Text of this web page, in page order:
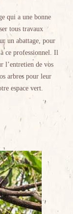
qui a une bonne
tous travaux
un abattage, pour
ce professionnel. Il
l’entretien de vos
arbres pour leur
espace vert.